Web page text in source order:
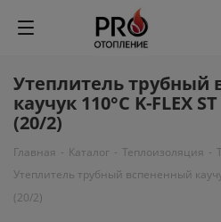
Утеплитель трубный
каучук 110°C K-FLEX
(20/2)
Главная - Каталог - Теплоизоляция -
Утеплитель трубный вспененный
(20/2)